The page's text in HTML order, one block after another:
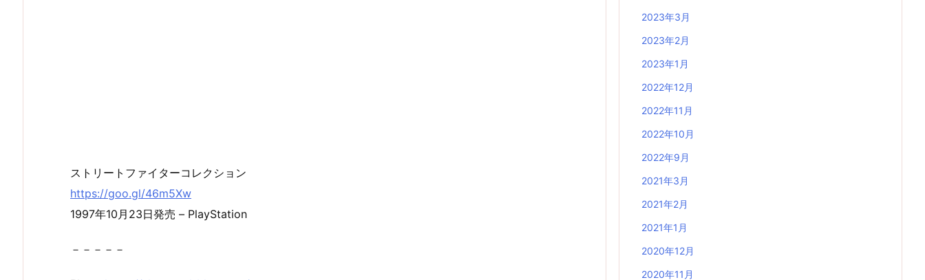
ストリートファイターコレクション
https://goo.gl/46m5Xw
1997年10月23日発売 – PlayStation
－－－－－
2023年3月
2023年2月
2023年1月
2022年12月
2022年11月
2022年10月
2022年9月
2021年3月
2021年2月
2021年1月
2020年12月
2020年11月